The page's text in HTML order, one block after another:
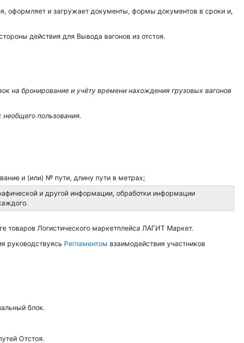
оформляет и загружает документы, формы документов в сроки и,
действия для Вывода вагонов из отстоя.
на бронирование и учёту времени нахождения грузовых вагонов
необщего пользования.
и (или) № пути, длину пути в метрах;
и другой информации, обработки информации
товаров Логистического маркетплейса ЛАГИТ Маркет.
руководствуясь Регламентом взаимодействия участников
блок.
Отстоя.